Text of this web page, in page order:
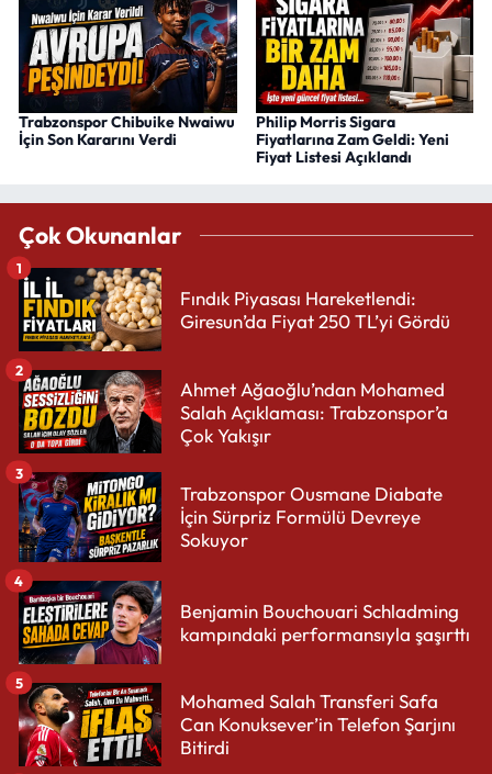
Trabzonspor Chibuike Nwaiwu
İçin Son Kararını Verdi
Philip Morris Sigara
Fiyatlarına Zam Geldi: Yeni
Fiyat Listesi Açıklandı
Çok Okunanlar
Fındık Piyasası Hareketlendi:
Giresun’da Fiyat 250 TL’yi Gördü
1
Ahmet Ağaoğlu’ndan Mohamed
Salah Açıklaması: Trabzonspor’a
Çok Yakışır
2
Trabzonspor Ousmane Diabate
İçin Sürpriz Formülü Devreye
Sokuyor
3
Benjamin Bouchouari Schladming
kampındaki performansıyla şaşırttı
4
Mohamed Salah Transferi Safa
Can Konuksever’in Telefon Şarjını
Bitirdi
5